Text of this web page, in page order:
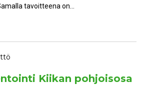
tavoitteena on…
Kiikan pohjoisosa